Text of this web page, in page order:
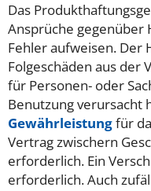
Das
Ansprüche gegenüber
Fehler aufweisen.
Folgeschäden aus der
für Personen- oder
Benutzung verursacht
Gewährleistungfür
Vertrag zwischern
erforderlich. Ein
erforderlich. Auch